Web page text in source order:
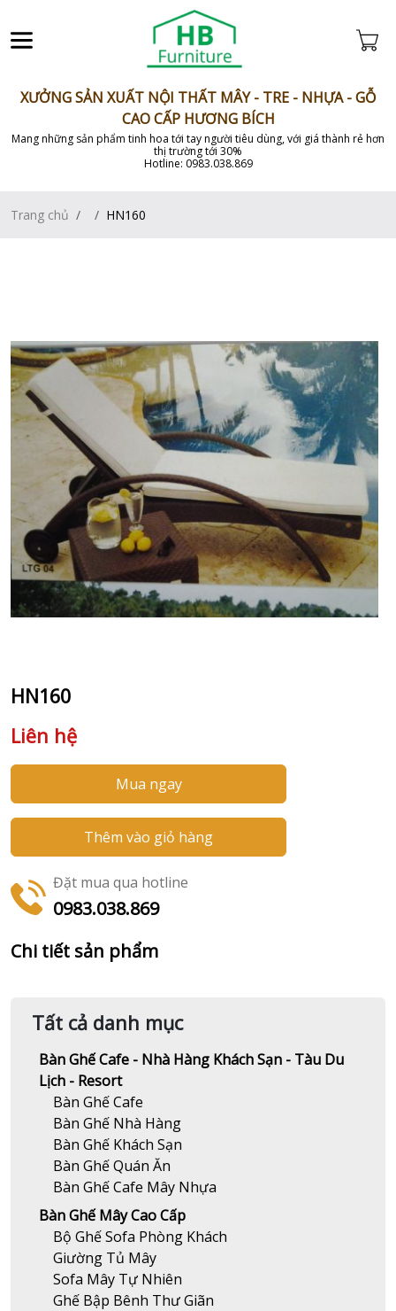
XƯỞNG SẢN XUẤT NỘI THẤT MÂY - TRE - NHỰA - GỖ
CAO CẤP HƯƠNG BÍCH
Mang những sản phẩm tinh hoa tới tay người tiêu dùng, với giá thành rẻ hơn
thị trường tới 30%
Hotline: 0983.038.869
Trang chủ HN160
HN160
Liên hệ
Mua ngay
Thêm vào giỏ hàng
Đặt mua qua hotline
0983.038.869
Chi tiết sản phẩm
Tất cả danh mục
Bàn Ghế Cafe - Nhà Hàng Khách Sạn - Tàu Du
Lịch - Resort
Bàn Ghế Cafe
Bàn Ghế Nhà Hàng
Bàn Ghế Khách Sạn
Bàn Ghế Quán Ăn
Bàn Ghế Cafe Mây Nhựa
Bàn Ghế Mây Cao Cấp
Bộ Ghế Sofa Phòng Khách
Giường Tủ Mây
Sofa Mây Tự Nhiên
Ghế Bập Bênh Thư Giãn